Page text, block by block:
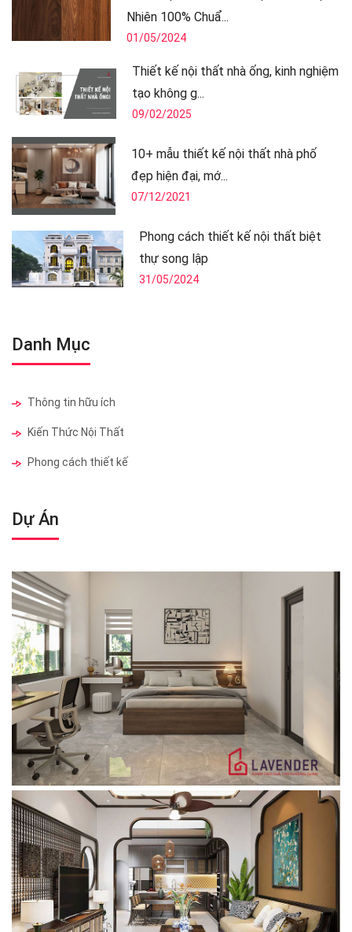
Nhiên 100% Chuẩ...
01/05/2024
Thiết kế nội thất nhà ống, kinh nghiệm
tạo không g...
09/02/2025
10+ mẫu thiết kế nội thất nhà phố
đẹp hiện đại, mớ...
07/12/2021
Phong cách thiết kế nội thất biệt
thự song lập
31/05/2024
Danh Mục
Thông tin hữu ích
Kiến Thức Nội Thất
Phong cách thiết kế
Dự Án